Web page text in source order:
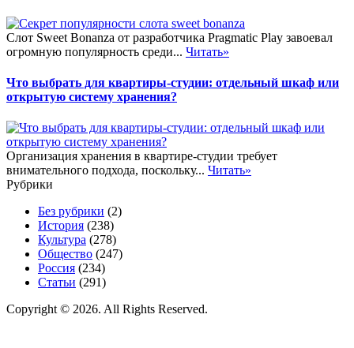
Слот Sweet Bonanza от разработчика Pragmatic Play завоевал
огромную популярность среди... Читать»
Что выбрать для квартиры-студии: отдельный шкаф или
открытую систему хранения?
Организация хранения в квартире-студии требует
внимательного подхода, поскольку... Читать»
Рубрики
Без рубрики (2)
История (238)
Культура (278)
Общество (247)
Россия (234)
Статьи (291)
Copyright © 2026. All Rights Reserved.